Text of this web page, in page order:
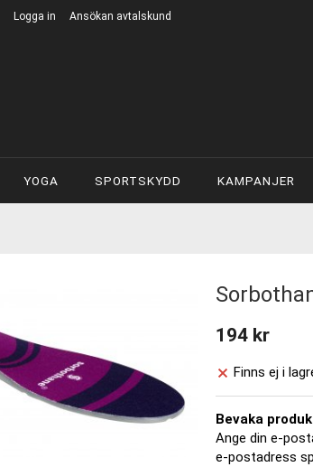
Logga in Ansökan avtalskund
YOGA SPORTSKYDD KAMPANJER
194 kr
Finns ej i
Bevaka
Ange din e-
e-postadress